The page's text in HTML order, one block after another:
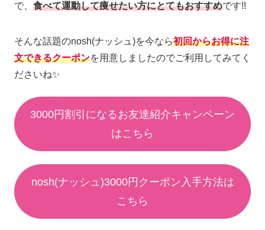
で、 食べて運動して痩せたい方にとてもおすすめです!!
そんな話題のnosh(ナッシュ)を今なら初回からお得に注
文できるクーポンを用意しましたのでご利用してみてく
ださいね✨
3000円割引になるお友達紹介キャンペーン
はこちら
nosh(ナッシュ)3000円クーポン入手方法は
こちら